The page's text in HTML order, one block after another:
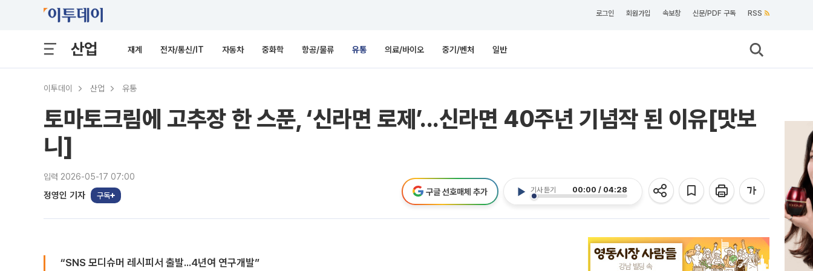
로그인 회원가입 속보창 신문/PDF 구독 RSS
산업 재계 전자/통신/IT 자동차 중화학 항공/물류 유통 의료/바이오 중기/벤처 일반
이투데이 산업 유통
토마토크림에 고추장 한 스푼, ‘신라면 로제’...신라면 40주년 기념작 된 이유[맛보
니]
입력 2026-05-17 07:00
정영인 기자 구독
기사 듣기 00:00 / 04:28
구글 선호매체 추가
“SNS 모디슈머 레시피서 출발...4년여 연구개발”